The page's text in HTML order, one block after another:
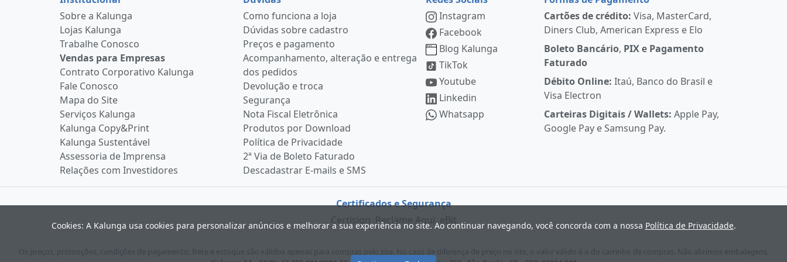
Sobre a Kalunga
Lojas Kalunga
Trabalhe Conosco
Vendas para Empresas
Contrato Corporativo Kalunga
Fale Conosco
Mapa do Site
Serviços Kalunga
Kalunga Copy&Print
Kalunga Sustentável
Assessoria de Imprensa
Relações com Investidores
Como funciona a loja
Dúvidas sobre cadastro
Preços e pagamento
Acompanhamento, alteração e entrega
dos pedidos
Devolução e troca
Segurança
Nota Fiscal Eletrônica
Produtos por Download
Política de Privacidade
2ª Via de Boleto Faturado
Descadastrar E-mails e SMS
Instagram
Facebook
Blog Kalunga
TikTok
Youtube
Linkedin
Whatsapp
Cartões de crédito: Visa, MasterCard,
Diners Club, American Express e Elo
Boleto Bancário, PIX e Pagamento
Faturado
Débito Online: Itaú, Banco do Brasil e
Visa Electron
Carteiras Digitais / Wallets:Apple Pay,
Google Pay e Samsung Pay.
Certificados e Segurança
Certisign Reclame Aqui eBit
Os preços, promoções, condições de pagamento, frete e estoque são válidos apenas para compras pelo site. No caso de diferença de preço no site, o valor válido é o do carrinho de compras. Não abrimos embalagens.
Cookies: A Kalunga usa cookies para personalizar anúncios e melhorar a sua experiência no site. Ao continuar navegando, você concorda com a nossa Política de Privacidade.